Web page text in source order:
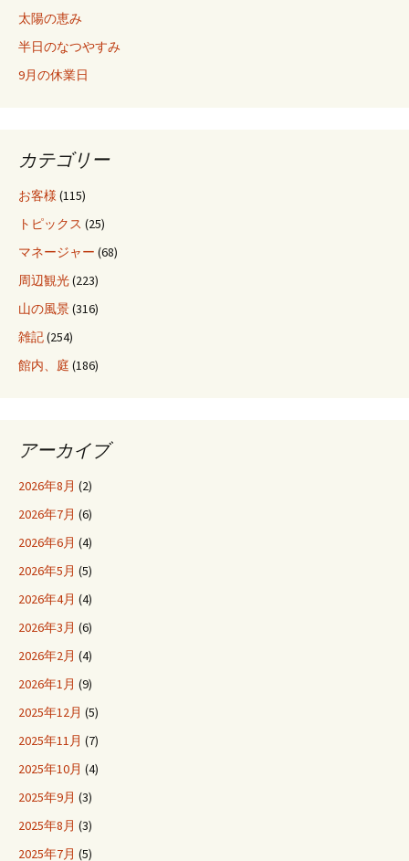
太陽の恵み
半日のなつやすみ
9月の休業日
カテゴリー
お客様 (115)
トピックス (25)
マネージャー (68)
周辺観光(223)
山の風景(316)
雑記(254)
館内、庭 (186)
アーカイブ
2026年8月 (2)
2026年7月 (6)
2026年6月 (4)
2026年5月 (5)
2026年4月 (4)
2026年3月 (6)
2026年2月 (4)
2026年1月 (9)
2025年12月 (5)
2025年11月 (7)
2025年10月 (4)
2025年9月 (3)
2025年8月 (3)
2025年7月 (5)